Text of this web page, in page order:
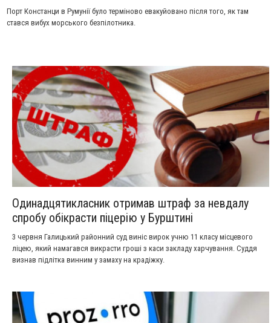
Порт Констанци в Румунії було терміново евакуйовано після того, як там
стався вибух морського безпілотника.
Одинадцятикласник отримав штраф за невдалу
спробу обікрасти піцерію у Бурштині
3 червня Галицький районний суд виніс вирок учню 11 класу місцевого
ліцею, який намагався викрасти гроші з каси закладу харчування. Суддя
визнав підлітка винним у замаху на крадіжку.